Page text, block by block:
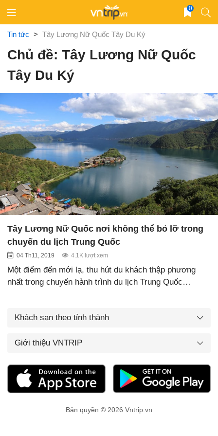
content
0
Tin tức > Tây Lương Nữ Quốc Tây Du Ký
Chủ đề: Tây Lương Nữ Quốc
Tây Du Ký
Tây Lương Nữ Quốc nơi không thể bỏ lỡ trong
chuyến du lịch Trung Quốc
04 Th11, 2019 4.1K lượt xem
Một điểm đến mới lạ, thu hút du khách thập phương
nhất trong chuyến hành trình du lịch Trung Quốc…
Khách sạn theo tỉnh thành
Giới thiệu VNTRIP
Bản quyền © 2026 Vntrip.vn